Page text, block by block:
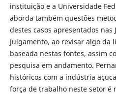
instituição e a Universidade
aborda também questões
destes casos apresentados nas
Julgamento, ao revisar algo da
baseada nestas fontes, assim
pesquisa em andamento.
históricos com a indústria
força de trabalho neste setor é